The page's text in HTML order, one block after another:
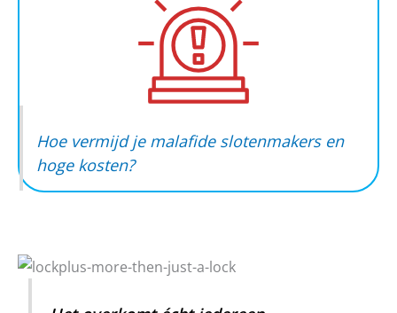
Hoe vermijd je malafide slotenmakers en
hoge kosten?